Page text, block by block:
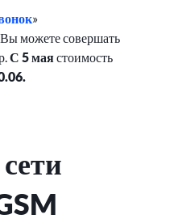
»
Вы можете совершать
С 5 маястоимость